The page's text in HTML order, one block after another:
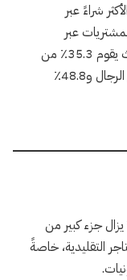
شراءً عبر
إجمالي المشتريات عبر
الإنترنت. تليها مستحضرات التجميل، حيث يقوم 35.3٪ من
مستخدمي الإنترنت بشرائها - 25.7٪ من الرجال و48.8٪
يزال جزء كبير من
التقليدية، خاصةً